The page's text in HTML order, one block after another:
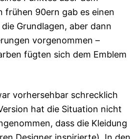
frühen 90ern gab es einen
Grundlagen, aber dann
vorgenommen –
fügten sich dem Emblem
vorhersehbar schrecklich
hat die Situation nicht
dass die Kleidung